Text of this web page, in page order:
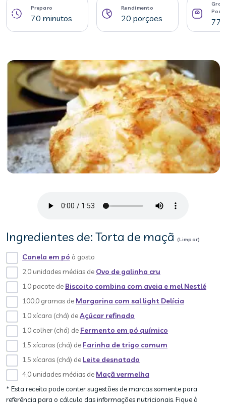
Preparo
70 minutos
Rendimento
20 porçoes 77
Ingredientes de: Torta de maçã (Limpar)
Canela em pó à gosto
2,0 unidades médias de Ovo de galinha cru
1,0 pacote de Biscoito combina com aveia e mel Nestlé
100,0 gramas de Margarina com sal light Delícia
1,0 xícara (chá) deAçúcar refinado
1,0 colher (chá) de Fermento em pó químico
1,5 xícaras (chá) de Farinha de trigo comum
1,5 xícaras (chá) de Leite desnatado
4,0 unidades médias de Maçã vermelha
* Esta receita pode conter sugestões de marcas somente para
referência para o cálculo das informações nutricionais. Fique à